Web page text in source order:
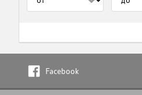
Facebook